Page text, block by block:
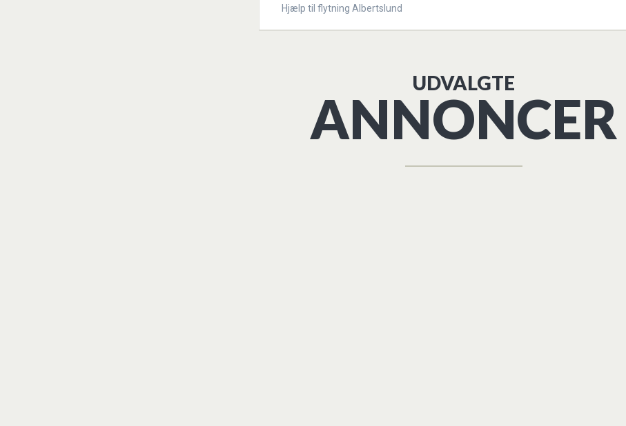
Hjælp til flytning Albertslund
UDVALGTE
ANNONCER